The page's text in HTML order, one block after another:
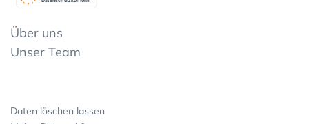
Über uns
Unser Team
Daten löschen lassen